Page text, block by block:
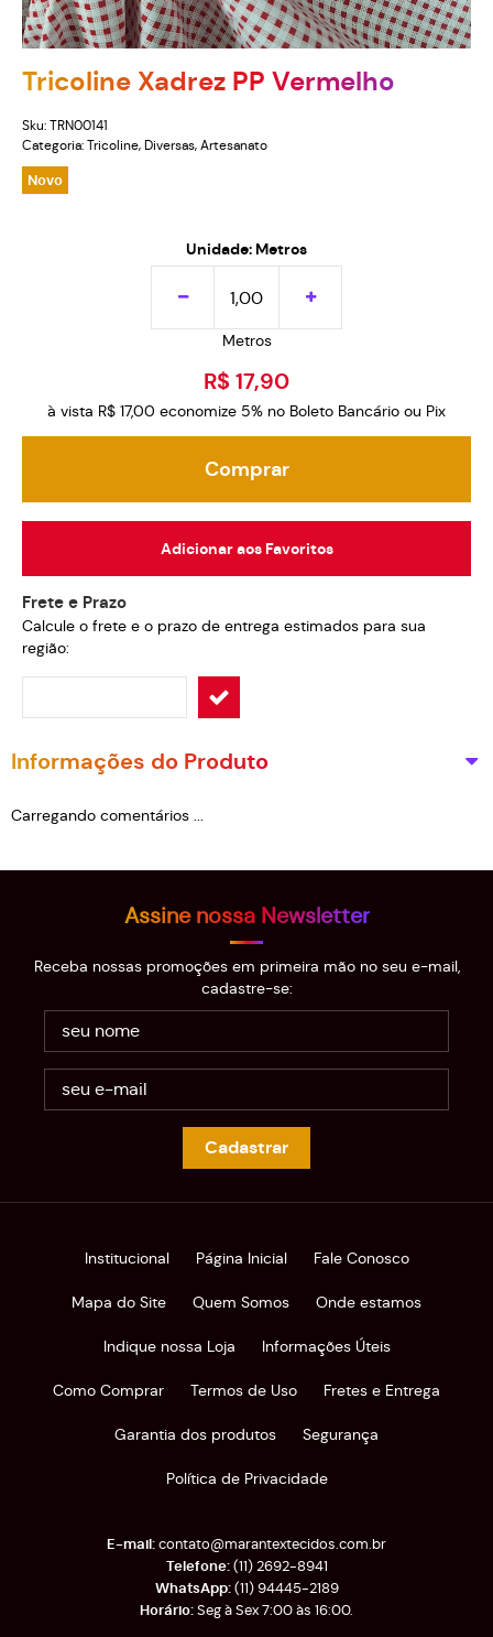
Tricoline Xadrez PP Vermelho
Sku: TRN00141
Categoria: Tricoline, Diversas, Artesanato
Novo
Unidade: Metros
Metros
R$ 17,90
à vista R$ 17,00 economize 5% no Boleto Bancário ou Pix
Comprar
Adicionar aos Favoritos
Frete e Prazo
Calcule o frete e o prazo de entrega estimados para sua
região:
Informações do Produto
Carregando comentários ...
Assine nossa Newsletter
Receba nossas promoções em primeira mão no seu e-mail,
cadastre-se:
Cadastrar
Institucional Página Inicial Fale Conosco
Mapa do Site Quem Somos Onde estamos
Indique nossa Loja Informações Úteis
Como Comprar Termos de Uso Fretes e Entrega
Garantia dos produtos Segurança
Política de Privacidade
(11)2692-8941
(11)94445-2189
Seg à Sex 7:00 às 16:00.
contato@marantextecidos.com.br